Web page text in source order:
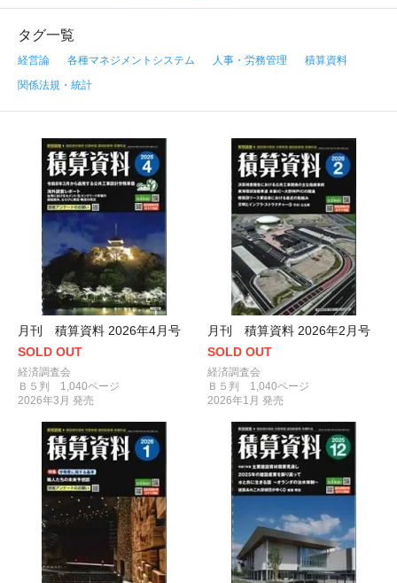
タグ一覧
経営論 各種マネジメントシステム 人事・労務管理
積算資料
関係法規・統計
月刊 積算資料 2026年4月号
SOLD OUT
経済調査会
Ｂ５判 1,040ページ
2026年3月 発売
月刊 積算資料 2026年2月号
SOLD OUT
経済調査会
Ｂ５判 1,040ページ
2026年1月 発売